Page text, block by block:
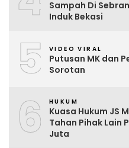
Sampah Di
Induk Bekasi
5 VIDEO VIRAL
Putusan MK dan
Sorotan
6 HUKUM
Kuasa Hukum JS
Tahan Pihak Lain
Juta